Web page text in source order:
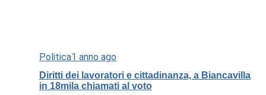
Politica1 anno ago
Diritti dei lavoratori e cittadinanza, a Biancavilla
in 18mila chiamati al voto